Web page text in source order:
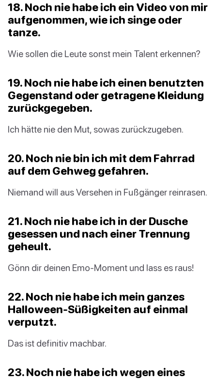
18. Noch nie habe ich ein Video von mir
aufgenommen, wie ich singe oder
tanze.
Wie sollen die Leute sonst mein Talent erkennen?
19. Noch nie habe ich einen benutzten
Gegenstand oder getragene Kleidung
zurückgegeben.
Ich hätte nie den Mut, sowas zurückzugeben.
20. Noch nie bin ich mit dem Fahrrad
auf dem Gehweg gefahren.
Niemand will aus Versehen in Fußgänger reinrasen.
21. Noch nie habe ich in der Dusche
gesessen und nach einer Trennung
geheult.
Gönn dir deinen Emo-Moment und lass es raus!
22. Noch nie habe ich mein ganzes
Halloween-Süßigkeiten auf einmal
verputzt.
Das ist definitiv machbar.
23. Noch nie habe ich wegen eines